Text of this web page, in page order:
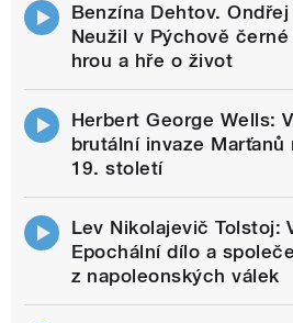
Benzína Dehtov.
Neužil v Pýchově
hrou a hře o život
Herbert George Wells:
brutální invaze Marťanů
19. století
Lev Nikolajevič Tolstoj:
Epochální dílo a
z napoleonských válek